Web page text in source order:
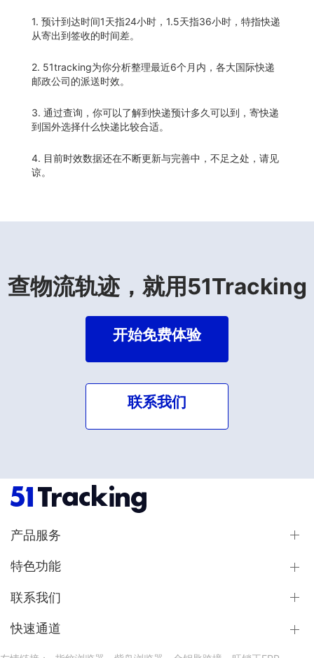
1. 预计到达时间1天指24小时，1.5天指36小时，特指快递
从寄出到签收的时间差。
2. 51tracking为你分析整理最近6个月内，各大国际快递
邮政公司的派送时效。
3. 通过查询，你可以了解到快递预计多久可以到，寄快递
到国外选择什么快递比较合适。
4. 目前时效数据还在不断更新与完善中，不足之处，请见
谅。
查物流轨迹，就用51Tracking
开始免费体验
联系我们
产品服务
特色功能
联系我们
快速通道